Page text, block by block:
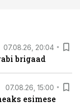
07.08.26, 20:04
brigaad
07.08.26, 15:00
esimese